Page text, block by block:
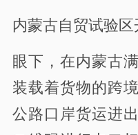
内蒙古自贸试验区
眼下，在内蒙古
装载着货物的跨
公路口岸货运进